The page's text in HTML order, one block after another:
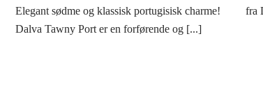
Elegant sødme og klassisk portugisisk charme!
Dalva Tawny Port er en forførende og [...]
fra